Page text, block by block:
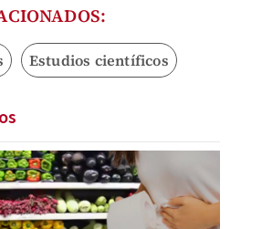
Estudios científicos